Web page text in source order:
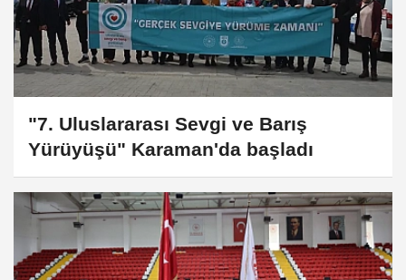
"7. Uluslararası Sevgi ve Barış
Yürüyüşü" Karaman'da başladı